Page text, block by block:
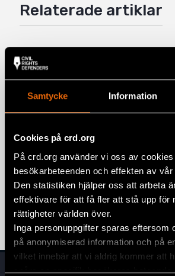
Samtycke Information
Cookies på crd.org
På crd.org använder vi oss av
besökarbeteenden och effekten av
Den statistiken hjälper oss att arbeta
effektivare för att få fler att stå upp för
rättigheter världen över.
Inga personuppgifter sparas eftersom
på anonymiserad information och på
vilket innebär att vi aldrig kommer att
spåra en specifik besökares beteende
Twitter
Relaterade artiklar
Fem år senare har såret
juli på Kuba ännu inte läkt
KUBA,LATINAMERIKA ,NYHETER 6
Cuba remains open
CUBA ,LATIN AMERICA,NEWS 11 juli
”Jag var fem år gammal
kom hem och sa att vi
NYHETER,SVERIGE 10 juli 2026